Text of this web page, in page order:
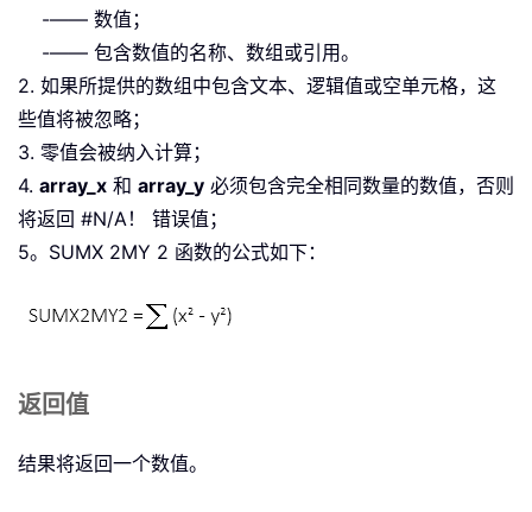
-—— 数值；
-—— 包含数值的名称、数组或引用。
2. 如果所提供的数组中包含文本、逻辑值或空单元格，这
些值将被忽略；
3. 零值会被纳入计算；
4. array_x 和 array_y 必须包含完全相同数量的数值，否则
将返回 #N/A！ 错误值；
5。SUMX 2MY 2 函数的公式如下：
返回值
结果将返回一个数值。